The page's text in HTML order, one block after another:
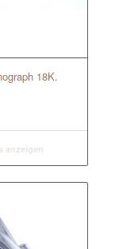
18K.
anzeigen